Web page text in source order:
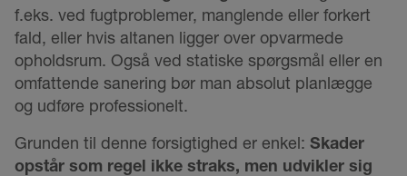
f.eks. ved fugtproblemer, manglende eller forkert
fald, eller hvis altanen ligger over opvarmede
opholdsrum. Også ved statiske spørgsmål eller en
omfattende sanering bør man absolut planlægge
og udføre professionelt.
Grunden til denne forsigtighed er enkel: Skader
opstår som regel ikke straks, men udvikler sig